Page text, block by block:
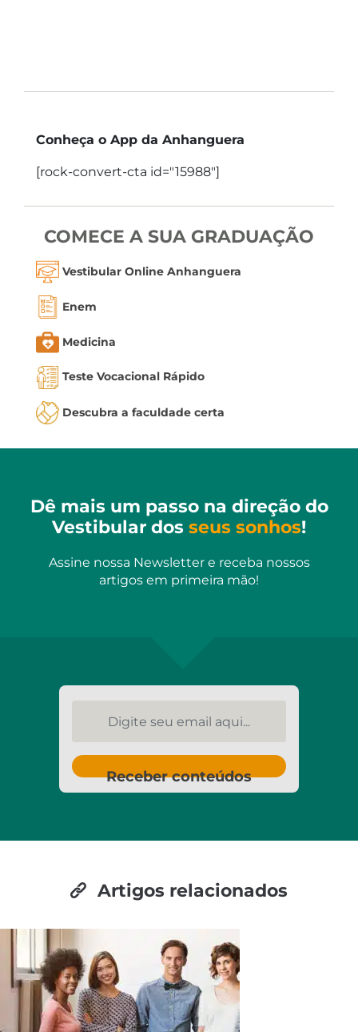
Conheça o App da Anhanguera
[rock-convert-cta id="15988"]
COMECE A SUA GRADUAÇÃO
Vestibular Online Anhanguera
Enem
Medicina
Teste Vocacional Rápido
Descubra a faculdade certa
Dê mais um passo na direção do
Vestibular dos seus sonhos!
Assine nossa Newsletter e receba nossos
artigos em primeira mão!
Receber conteúdos
Artigos relacionados